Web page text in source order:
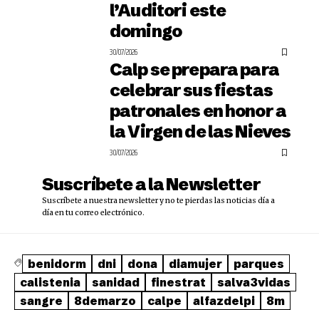
l’Auditori este
domingo
30/07/2026
Calp se prepara para
celebrar sus fiestas
patronales en honor a
la Virgen de las Nieves
30/07/2026
Suscríbete a la Newsletter
Suscríbete a nuestra newsletter y no te pierdas las noticias día a
día en tu correo electrónico.
benidorm dni dona diamujer
parques
calistenia
sanidad finestrat
salva3vidas
sangre
8demarzo calpe alfazdelpi
8m